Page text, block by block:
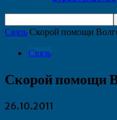
СвязьСкорой помощи
Связь
Скорой помощи
26.10.2011